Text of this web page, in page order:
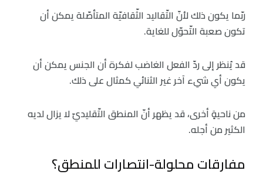
ربّما يكون ذلك لأنّ التّقاليد الثّقافيّة المتأصّلة يمكن أن
تكون صعبة التّحوّل للغاية.
قد يُنظر إلى ردّ الفعل الغاضب لفكرة أن الجنس يمكن أن
يكون أي شيء آخر غير الثنائي كمثال على ذلك.
من ناحيةٍ أخرى، قد يظهر أنّ المنطق التّقليديّ لا يزال لديه
الكثير من أجله.
مفارقات محلولة-انتصارات للمنطق؟